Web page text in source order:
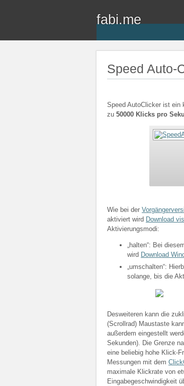
fabi.me
Speed Auto-
Speed AutoClicker ist ein
zu 50000 Klicks pro
Wie bei der
aktiviert wird Download
Aktivierungsmodi:
„halten“: Bei
wird Download
„umschalten“:
solange, bis die
Desweiteren kann die
(Scrollrad) Maustaste
außerdem eingestellt
Sekunden). Die Grenze
eine beliebig hohe Klick-
Messungen mit dem
maximale Klickrate von
Eingabegeschwindigkeit